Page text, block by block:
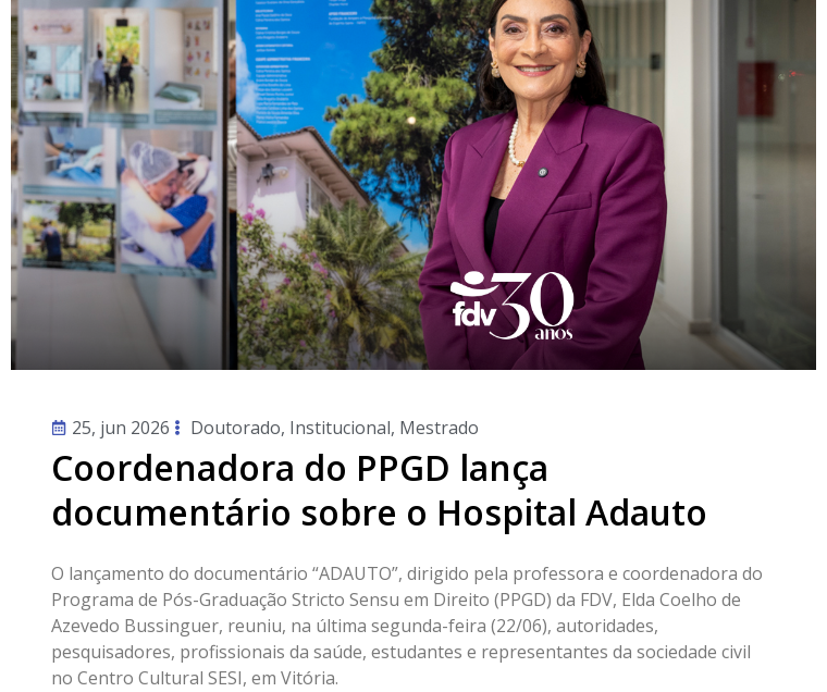
25, jun 2026 Doutorado, Institucional, Mestrado
Coordenadora do PPGD lança
documentário sobre o Hospital Adauto
O lançamento do documentário “ADAUTO”, dirigido pela professora e coordenadora do
Programa de Pós-Graduação Stricto Sensu em Direito (PPGD) da FDV, Elda Coelho de
Azevedo Bussinguer, reuniu, na última segunda-feira (22/06), autoridades,
pesquisadores, profissionais da saúde, estudantes e representantes da sociedade civil
no Centro Cultural SESI, em Vitória.